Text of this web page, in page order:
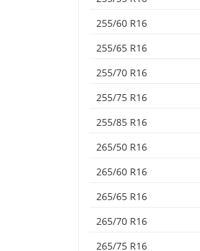
255/60 R16
255/65 R16
255/70 R16
255/75 R16
255/85 R16
265/50 R16
265/60 R16
265/65 R16
265/70 R16
265/75 R16